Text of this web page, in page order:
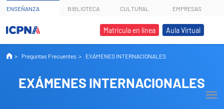
ENSEÑANZA BIBLIOTECA CULTURAL EMPRESAS
Matrícula en línea Aula Virtual
Preguntas Frecuentes EXÁMENES INTERNACIONALES
EXÁMENES INTERNACIONALES